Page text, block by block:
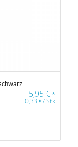
5,95€*
0,33€/Stk